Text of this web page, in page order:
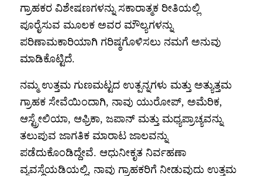
ಗ್ರಾಹಕರ ವಿಶೇಷಣಗಳನ್ನು ಸಕಾರಾತ್ಮಕ ರೀತಿಯಲ್ಲಿ
ಪೂರೈಸುವ ಮೂಲಕ ಅವರ ಮೌಲ್ಯಗಳನ್ನು
ಪರಿಣಾಮಕಾರಿಯಾಗಿ ಗರಿಷ್ಠಗೊಳಿಸಲು ನಮಗೆ ಅನುವು
ಮಾಡಿಕೊಟ್ಟಿದೆ.
ನಮ್ಮ ಉತ್ತಮ ಗುಣಮಟ್ಟದ ಉತ್ಪನ್ನಗಳು ಮತ್ತು ಅತ್ಯುತ್ತಮ
ಗ್ರಾಹಕ ಸೇವೆಯಿಂದಾಗಿ, ನಾವು ಯುರೋಪ್, ಅಮೆರಿಕ,
ಆಸ್ಟ್ರೇಲಿಯಾ, ಆಫ್ರಿಕಾ, ಜಪಾನ್ ಮತ್ತು ಮಧ್ಯಪ್ರಾಚ್ಯವನ್ನು
ತಲುಪುವ ಜಾಗತಿಕ ಮಾರಾಟ ಜಾಲವನ್ನು
ಪಡೆದುಕೊಂಡಿದ್ದೇವೆ. ಆಧುನೀಕೃತ ನಿರ್ವಹಣಾ
ವ್ಯವಸ್ಥೆಯಡಿಯಲ್ಲಿ, ನಾವು ಗ್ರಾಹಕರಿಗೆ ನೀಡುವುದು ಉತ್ತಮ